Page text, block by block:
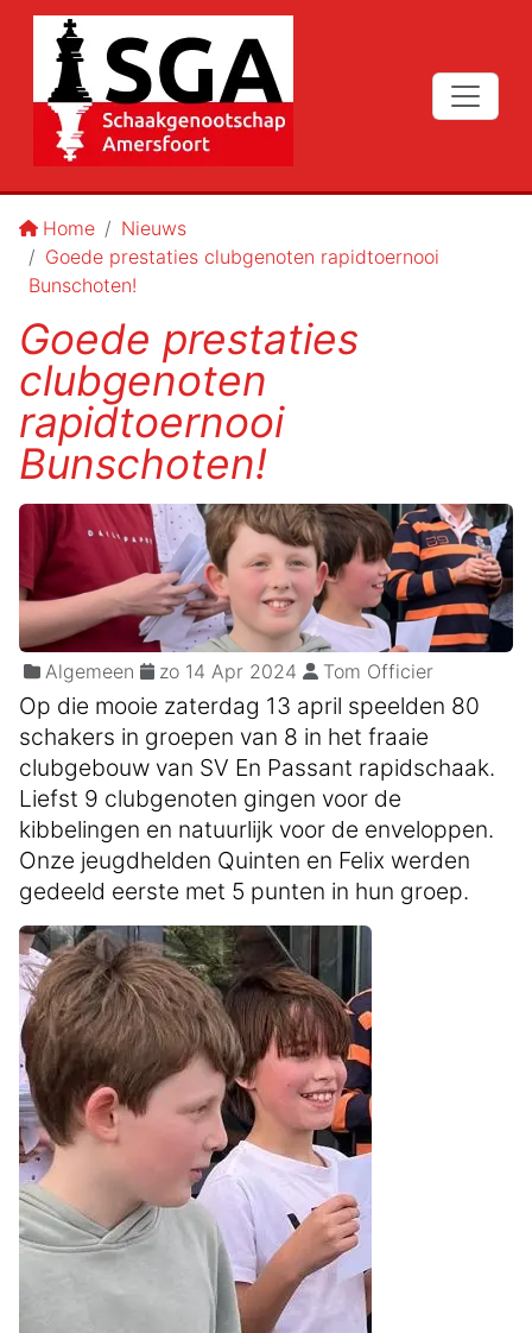
Home
Nieuws
Goede prestaties clubgenoten rapidtoernooi
Bunschoten!
Goede prestaties
clubgenoten
rapidtoernooi
Bunschoten!
Algemeen zo 14 Apr 2024 Tom Officier
Op die mooie zaterdag 13 april speelden 80
schakers in groepen van 8 in het fraaie
clubgebouw van SV En Passant rapidschaak.
Liefst 9 clubgenoten gingen voor de
kibbelingen en natuurlijk voor de enveloppen.
Onze jeugdhelden Quinten en Felix werden
gedeeld eerste met 5 punten in hun groep.